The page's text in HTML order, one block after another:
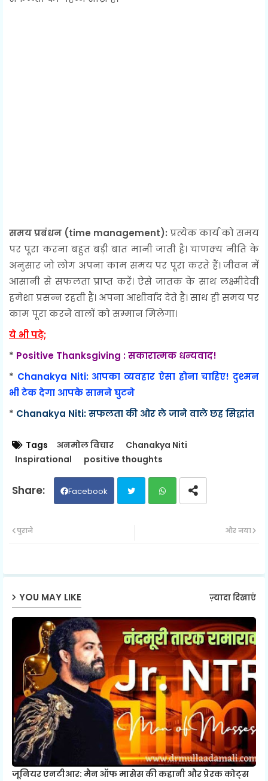
समय प्रबंधन (time management): प्रत्येक कार्य को समय
पर पूरा करना बहुत बड़ी बात मानी जाती है। चाणक्य नीति के
अनुसार जो लोग अपना काम समय पर पूरा करते हैं। जीवन में
आसानी से सफलता प्राप्त करें। ऐसे जातक के साथ लक्ष्मीदेवी
हमेशा प्रसन्न रहती हैं। अपना आशीर्वाद देते है। साथ ही समय पर
काम पूरा करने वालों को सम्मान मिलेगा।
ये भी पढ़े;
* Positive Thanksgiving : सकारात्मक धन्यवाद!
* Chanakya Niti: आपका व्यवहार ऐसा होना चाहिए! दुश्मन
भी टेक देगा आपके सामने घुटने
* Chanakya Niti: सफलता की ओर ले जाने वाले छह सिद्धांत
Tags अनमोल विचार
Chanakya Niti
Inspirational
positive thoughts
Facebook
ap
और नया
पुराने
YOU MAY LIKE ज़्यादा दिखाएं
जूनियर एनटीआर: मैन ऑफ मासेस की कहानी और प्रेरक कोट्स